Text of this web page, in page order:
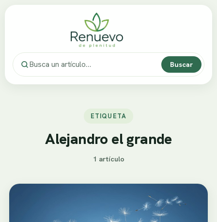
Buscar
ETIQUETA
Alejandro el grande
1 artículo